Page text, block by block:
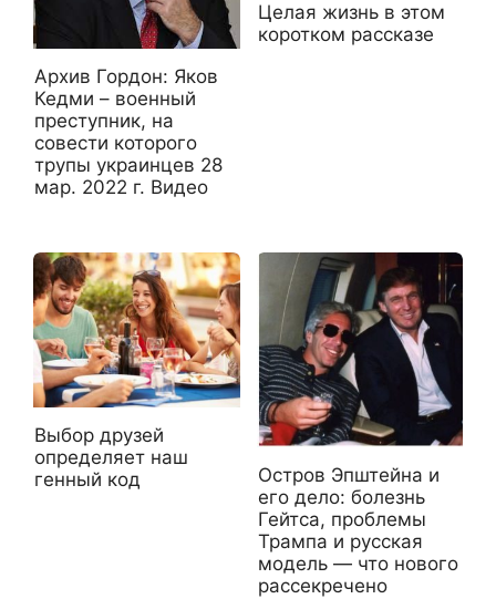
Архив Гордон: Яков
Кедми – военный
преступник, на
совести которого
трупы украинцев 28
мар. 2022 г. Видео
Целая жизнь в этом
коротком рассказе
Выбор друзей
определяет наш
генный код
Остров Эпштейна и
его дело: болезнь
Гейтса, проблемы
Трампа и русская
модель — что нового
рассекречено